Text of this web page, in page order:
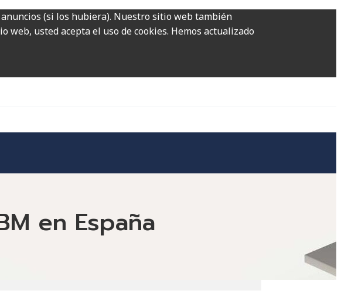
(si los hubiera). Nuestro sitio web también
web, usted acepta el uso de cookies. Hemos actualizado
en España